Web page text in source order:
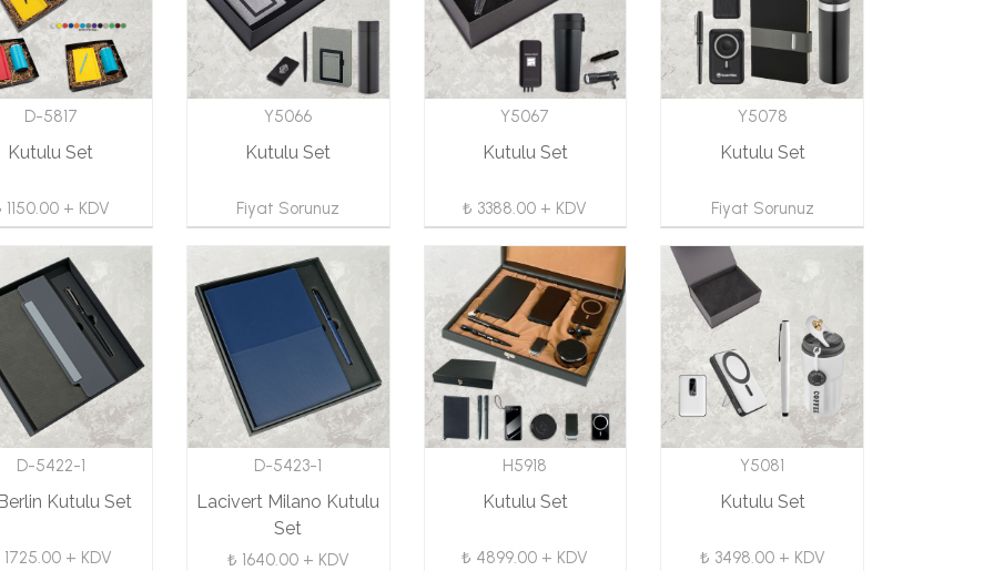
D-5817
Kutulu Set
1150.00 + KDV
Y5066
Kutulu Set
Fiyat Sorunuz
Y5067
Kutulu Set
₺ 3388.00 + KDV
Y5078
Kutulu Set
Fiyat Sorunuz
D-5422-1
Kutulu Set
+ KDV
D-5423-1
Lacivert Milano Kutulu
Set
₺ 1640.00 + KDV
H5918
Kutulu Set
₺ 4899.00 + KDV
Y5081
Kutulu Set
₺ 3498.00 + KDV